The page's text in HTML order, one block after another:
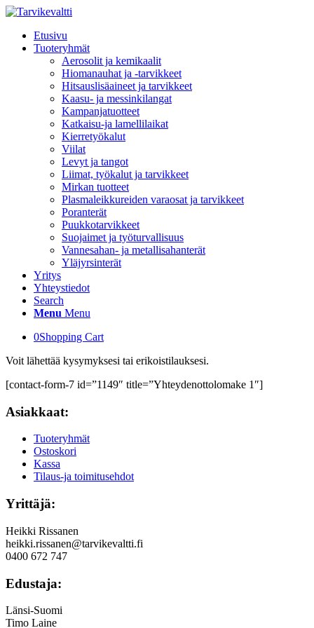
Etusivu
Tuoteryhmät
Aerosolit ja kemikaalit
Hiomanauhat ja -tarvikkeet
Hitsauslisäaineet ja tarvikkeet
Kaasu- ja messinkilangat
Kampanjatuotteet
Katkaisu-ja lamellilaikat
Kierretyökalut
Viilat
Levyt ja tangot
Liimat, työkalut ja tarvikkeet
Mirkan tuotteet
Plasmaleikkureiden varaosat ja tarvikkeet
Poranterät
Puukkotarvikkeet
Suojaimet ja työturvallisuus
Vannesahan- ja metallisahanterät
Yläjyrsinterät
Yritys
Yhteystiedot
Search
Menu Menu
0Shopping Cart
Voit lähettää kysymyksesi tai erikoistilauksesi.
[contact-form-7 id=”1149″ title=”Yhteydenottolomake 1″]
Asiakkaat:
Tuoteryhmät
Ostoskori
Kassa
Tilaus-ja toimitusehdot
Yrittäjä:
Heikki Rissanen
heikki.rissanen@tarvikevaltti.fi
0400 672 747
Edustaja:
Länsi-Suomi
Timo Laine